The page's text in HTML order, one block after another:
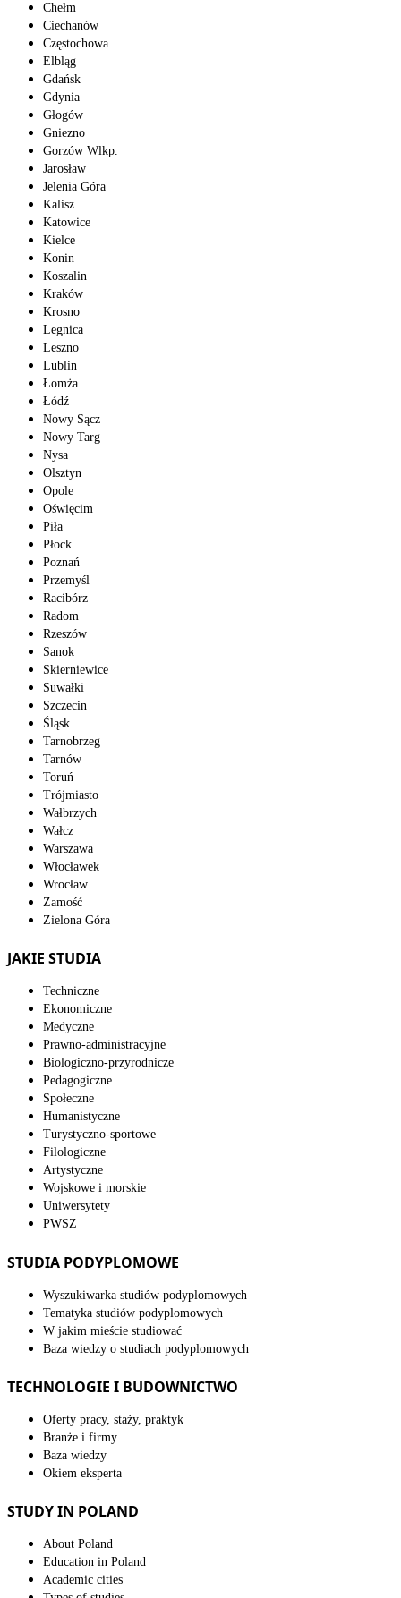
Chełm
Ciechanów
Częstochowa
Elbląg
Gdańsk
Gdynia
Głogów
Gniezno
Gorzów Wlkp.
Jarosław
Jelenia Góra
Kalisz
Katowice
Kielce
Konin
Koszalin
Kraków
Krosno
Legnica
Leszno
Lublin
Łomża
Łódź
Nowy Sącz
Nowy Targ
Nysa
Olsztyn
Opole
Oświęcim
Piła
Płock
Poznań
Przemyśl
Racibórz
Radom
Rzeszów
Sanok
Skierniewice
Suwałki
Szczecin
Śląsk
Tarnobrzeg
Tarnów
Toruń
Trójmiasto
Wałbrzych
Wałcz
Warszawa
Włocławek
Wrocław
Zamość
Zielona Góra
JAKIE STUDIA
Techniczne
Ekonomiczne
Medyczne
Prawno-administracyjne
Biologiczno-przyrodnicze
Pedagogiczne
Społeczne
Humanistyczne
Turystyczno-sportowe
Filologiczne
Artystyczne
Wojskowe i morskie
Uniwersytety
PWSZ
STUDIA PODYPLOMOWE
Wyszukiwarka studiów podyplomowych
Tematyka studiów podyplomowych
W jakim mieście studiować
Baza wiedzy o studiach podyplomowych
TECHNOLOGIE I BUDOWNICTWO
Oferty pracy, staży, praktyk
Branże i firmy
Baza wiedzy
Okiem eksperta
STUDY IN POLAND
About Poland
Education in Poland
Academic cities